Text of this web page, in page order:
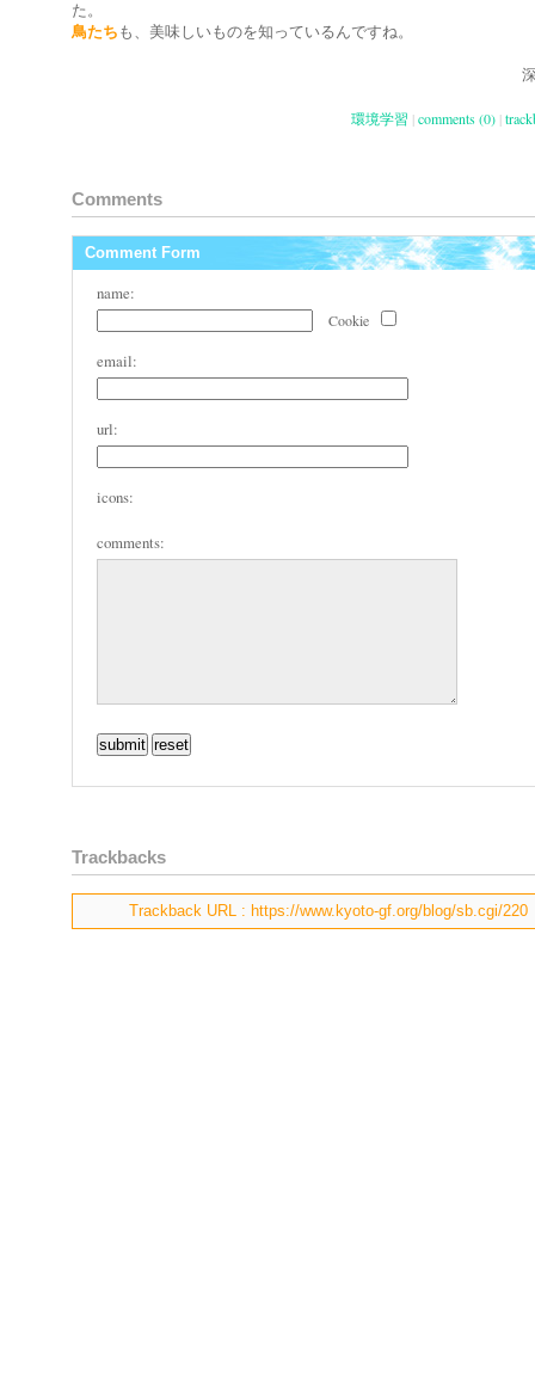
た。
鳥たち も、美味しいものを知っているんですね。
深
環境学習 |comments (0) |
Comments
Comment Form
name:
Cookie
email:
url:
icons:
comments:
Trackbacks
Trackback URL : https://www.kyoto-gf.org/blog/sb.cgi/220